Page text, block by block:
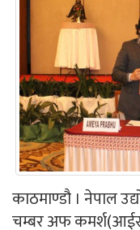
काठमाण्डौ । नेपाल
चम्बर अफ